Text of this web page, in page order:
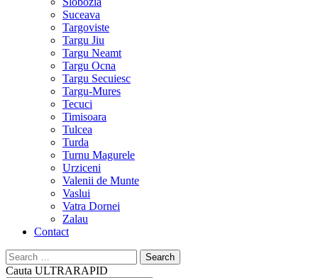
Suceava
Targoviste
Targu Jiu
Targu Neamt
Targu Ocna
Targu Secuiesc
Targu-Mures
Tecuci
Timisoara
Tulcea
Turda
Turnu Magurele
Urziceni
Valenii de Munte
Vaslui
Vatra Dornei
Zalau
Contact
Search
for:
Cauta ULTRARAPID